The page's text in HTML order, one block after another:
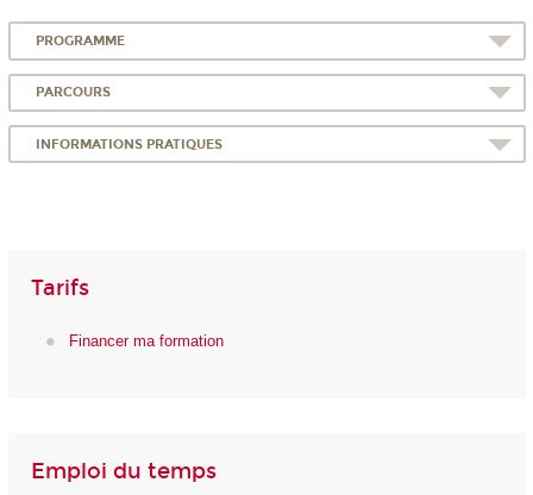
PROGRAMME
PARCOURS
INFORMATIONS PRATIQUES
Tarifs
Financer ma formation
Emploi du temps